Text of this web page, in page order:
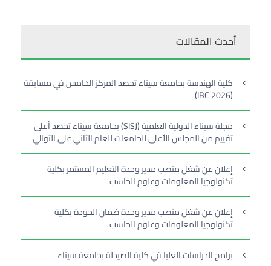
أحدث المقالات
كلية الهندسة بجامعة سيناء تحصد المركز الخامس في مسابقة
(IBC 2026)
مجلة سيناء الدولية العلمية (SISJ) بجامعة سيناء تحصد أعلى
تقييم من المجلس الأعلى للجامعات للعام الثاني على التوالي
إعلان عن شغل منصب مدير وحدة التعليم المستمر بكلية
تكنولوجيا المعلومات وعلوم الحاسب
إعلان عن شغل منصب مدير وحدة ضمان الجودة بكلية
تكنولوجيا المعلومات وعلوم الحاسب
برامج الدراسات العليا في كلية الصيدلة بجامعة سيناء